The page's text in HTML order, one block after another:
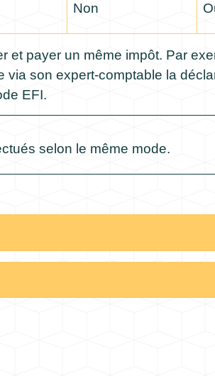
Non
et payer un même impôt. Par
son expert-comptable la
EFI.
selon le même mode.